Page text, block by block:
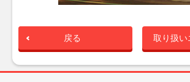
戻る 取り扱い